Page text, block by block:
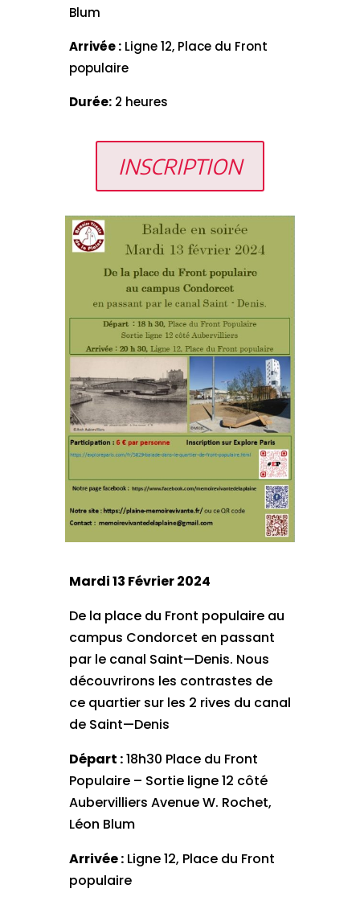
Blum
Arrivée :Ligne 12, Place du Front
populaire
Durée:2 heures
INSCRIPTION
Mardi 13 Février 2024
De la place du Front populaire au
campus Condorcet en passant
par le canal Saint—Denis. Nous
découvrirons les contrastes de
ce quartier sur les 2 rives du canal
de Saint—Denis
Départ :18h30 Place du Front
Populaire – Sortie ligne 12 côté
Aubervilliers Avenue W. Rochet,
Léon Blum
Arrivée :Ligne 12, Place du Front
populaire